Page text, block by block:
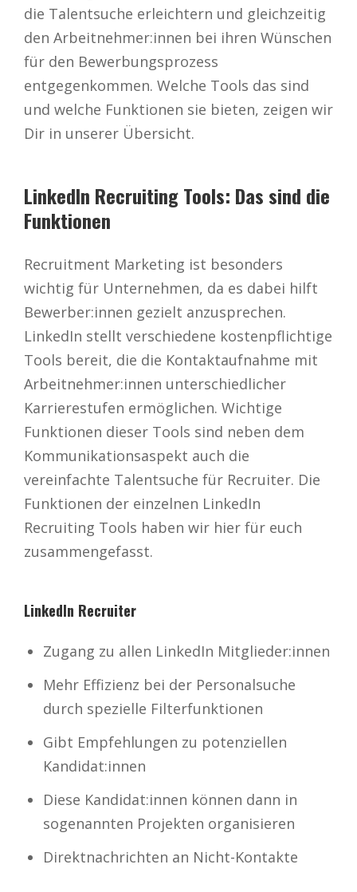
die Talentsuche erleichtern und gleichzeitig
den Arbeitnehmer:innen bei ihren Wünschen
für den Bewerbungsprozess
entgegenkommen. Welche Tools das sind
und welche Funktionen sie bieten, zeigen wir
Dir in unserer Übersicht.
LinkedIn Recruiting Tools: Das sind die
Funktionen
Recruitment Marketing ist besonders
wichtig für Unternehmen, da es dabei hilft
Bewerber:innen gezielt anzusprechen.
LinkedIn stellt verschiedene kostenpflichtige
Tools bereit, die die Kontaktaufnahme mit
Arbeitnehmer:innen unterschiedlicher
Karrierestufen ermöglichen. Wichtige
Funktionen dieser Tools sind neben dem
Kommunikationsaspekt auch die
vereinfachte Talentsuche für Recruiter. Die
Funktionen der einzelnen LinkedIn
Recruiting Tools haben wir hier für euch
zusammengefasst.
LinkedIn Recruiter
Zugang zu allen LinkedIn Mitglieder:innen
Mehr Effizienz bei der Personalsuche
durch spezielle Filterfunktionen
Gibt Empfehlungen zu potenziellen
Kandidat:innen
Diese Kandidat:innen können dann in
sogenannten Projekten organisieren
Direktnachrichten an Nicht-Kontakte